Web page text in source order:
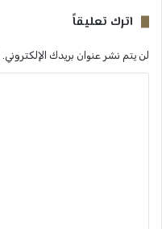
اترك تعليقاً
لن يتم نشر عنوان بريدك الإلكتروني.